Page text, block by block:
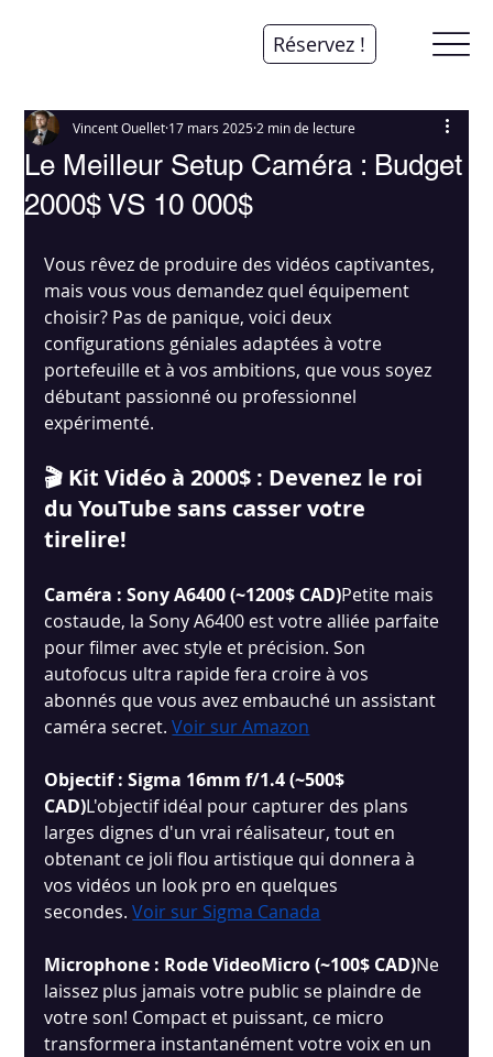
Réservez !
Le Meilleur Setup Caméra : Budget
2000$ VS 10 000$
Vincent Ouellet 17 mars 2025 2 min de lecture
Vous rêvez de produire des vidéos captivantes,
mais vous vous demandez quel équipement
choisir? Pas de panique, voici deux
configurations géniales adaptées à votre
portefeuille et à vos ambitions, que vous soyez
débutant passionné ou professionnel
expérimenté.
🎬 Kit Vidéo à 2000$ : Devenez le roi
du YouTube sans casser votre
tirelire!
Caméra : Sony A6400 (~1200$ CAD)Petite mais
costaude, la Sony A6400 est votre alliée parfaite
pour filmer avec style et précision. Son
autofocus ultra rapide fera croire à vos
abonnés que vous avez embauché un assistant
caméra secret. Voir sur Amazon
Objectif : Sigma 16mm f/1.4 (~500$
CAD)L'objectif idéal pour capturer des plans
larges dignes d'un vrai réalisateur, tout en
obtenant ce joli flou artistique qui donnera à
vos vidéos un look pro en quelques
secondes. Voir sur Sigma Canada
Microphone : Rode VideoMicro (~100$ CAD)Ne
laissez plus jamais votre public se plaindre de
votre son! Compact et puissant, ce micro
transformera instantanément votre voix en un